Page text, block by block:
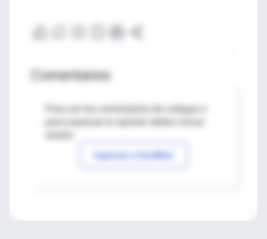
Comentarios
Para ver los comentarios de colegas o
Ingresar a IntraMed